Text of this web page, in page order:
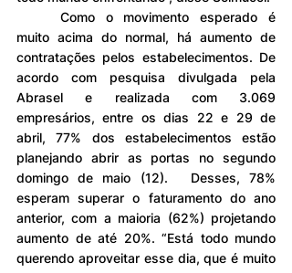
muito acima do normal, há aumento de
contratações pelos estabelecimentos. De
acordo com pesquisa divulgada pela
Abrasel e realizada com 3.069
empresários, entre os dias 22 e 29 de
abril, 77% dos estabelecimentos estão
planejando abrir as portas no segundo
domingo de maio (12). 	Desses, 78%
esperam superar o faturamento do ano
anterior, com a maioria (62%) projetando
aumento de até 20%. “Está todo mundo
querendo aproveitar esse dia, que é muito